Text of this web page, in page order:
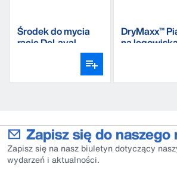
Środek do mycia
racic DeLaval
DryMaxx™
na legowiska
Zapisz się do
Zapisz się na nasz biuletyn dotyczący
wydarzeń i aktualności.